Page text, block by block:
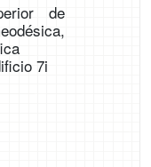
de
7i